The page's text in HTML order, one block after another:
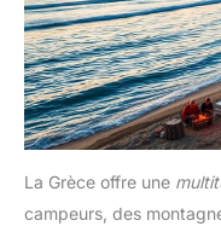
La Grèce offre une
campeurs, des